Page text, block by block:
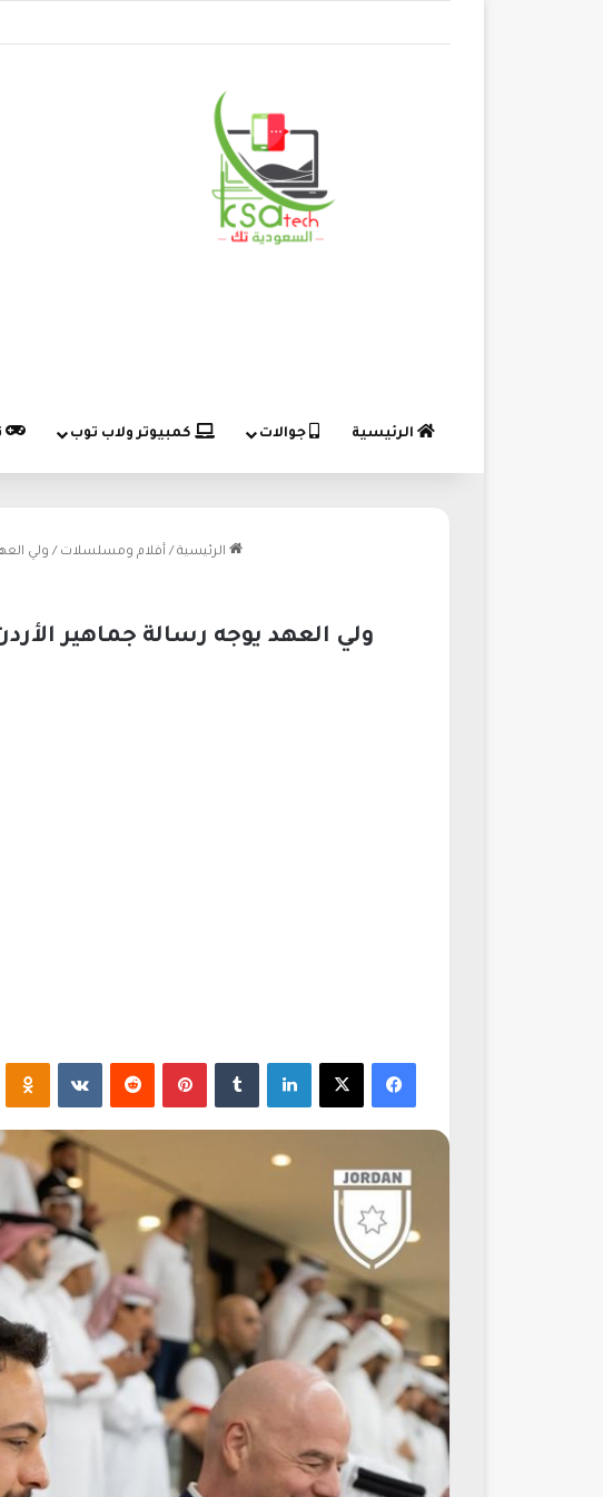
الرئيسية جوالات كمبيوتر ولاب توب
الرئيسية / أفلام ومسلسلات / ولي
ولي العهد يوجه رسالة جماهير
فيسبوك لينكدإن بينتيريست